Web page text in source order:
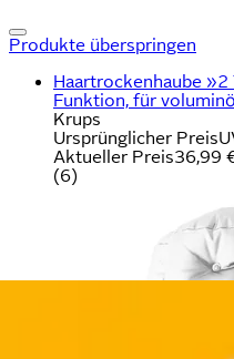
Produkte überspringen
Haartrockenhaube
Funktion, für
Krups
Ursprünglicher Preis
Aktueller Preis36,99
(6)